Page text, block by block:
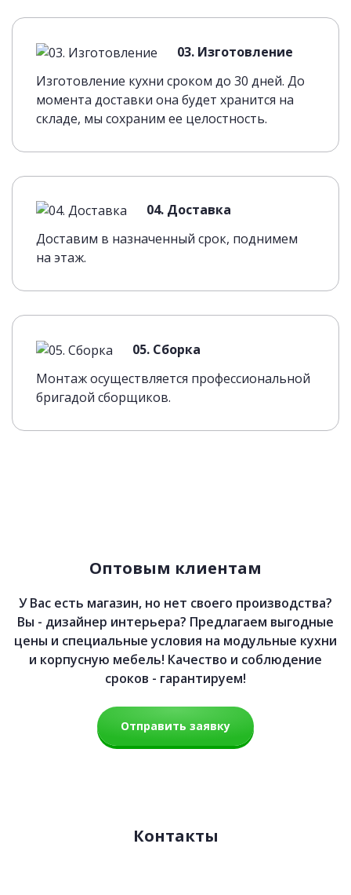
03. Изготовление
Изготовление кухни сроком до 30 дней. До
момента доставки она будет хранится на
складе, мы сохраним ее целостность.
04. Доставка
Доставим в назначенный срок, поднимем
на этаж.
05. Сборка
Монтаж осуществляется профессиональной
бригадой сборщиков.
Оптовым клиентам
У Вас есть магазин, но нет своего производства?
Вы - дизайнер интерьера? Предлагаем выгодные
цены и специальные условия на модульные кухни
и корпусную мебель! Качество и соблюдение
сроков - гарантируем!
Отправить заявку
Контакты